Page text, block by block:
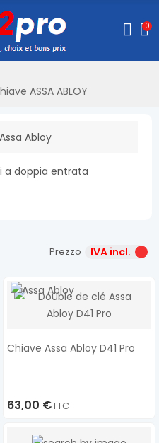
0
ASSA ABLOY
a doppia entrata
Prezzo IVA incl.
Chiave Assa Abloy D41 Pro
63,00 €TTC